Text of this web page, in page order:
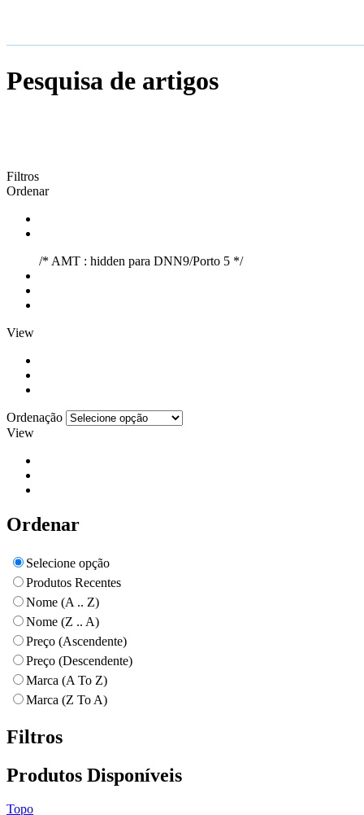
Pesquisa de artigos
Filtros
Ordenar
/* AMT : hidden para DNN9/Porto 5 */
View
Ordenação
View
Ordenar
Selecione opção
Produtos Recentes
Nome (A .. Z)
Nome (Z .. A)
Preço (Ascendente)
Preço (Descendente)
Marca (A To Z)
Marca (Z To A)
Filtros
Produtos Disponíveis
Topo